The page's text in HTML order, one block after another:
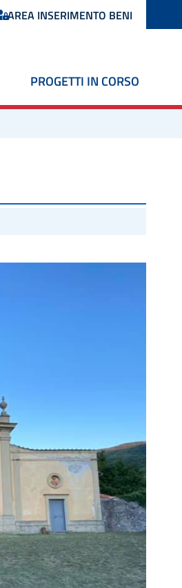
AREA INSERIMENTO BENI
PROGETTI IN CORSO